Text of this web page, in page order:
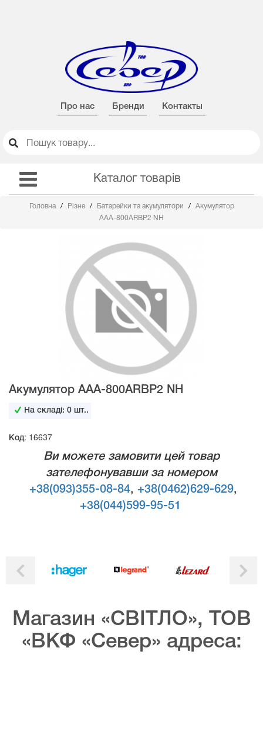
Про нас Бренди Контакты
Каталог товарів
Головна Різне Батарейки та акумулятори
Акумулятор
ААА-800ARBP2 NH
Акумулятор ААА-800ARBP2 NH
На складі:0 шт..
Код: 16637
Ви можете замовити цей товар
зателефонувавши за номером
+38(093)355-08-84, +38(0462)629-629,
+38(044)599-95-51
Магазин «СВІТЛО», ТОВ
«ВКФ «Север» адреса: